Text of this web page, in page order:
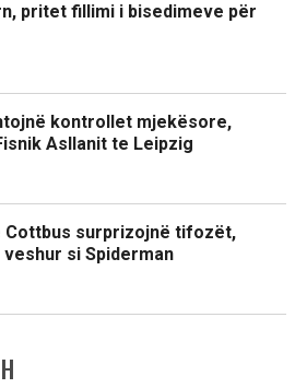
pritet fillimi i bisedimeve për
kontrollet mjekësore,
Asllanit te Leipzig
Cottbus surprizojnë tifozët,
si Spiderman